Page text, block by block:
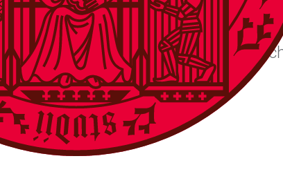
Veranstaltet wird die Vorlesungs-
Prof. Dr. Dieter